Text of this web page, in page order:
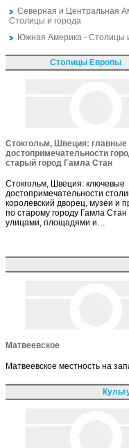
Северная и Центральная
Столицы и города
Южная Америка - Столицы
Столицы Европы
Стокгольм, Швеция: главные
достопримечательности
старый город Гамла Стан
Стокгольм, Швеция: ключевые
достопримечательности
королевский дворец, музеи и
по старому городу Гамла Стан
улицами, площадями и…
Матвеевское
Матвеевское местность на